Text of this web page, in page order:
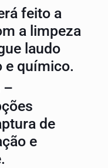
feito a
a limpeza
laudo
e químico.
–
de
e